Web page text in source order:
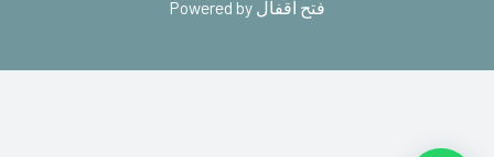
Powered by فتح اقفال